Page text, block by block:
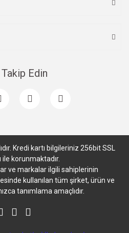
Edin
Kredi kartı bilgileriniz 256bit SSL
ile korunmaktadır.
ve markalar ilgili sahiplerinin
kullanılan tüm şirket, ürün ve
tanımlama amaçlıdır.